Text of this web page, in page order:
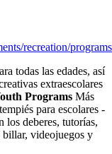
recreation/
todas las edades, así
extraescolares
Programs Más
para escolares -
los deberes, tutorías,
billar, videojuegos y